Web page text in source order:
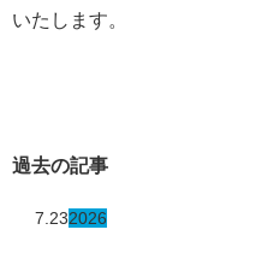
いたします。
過去の記事
7.232026